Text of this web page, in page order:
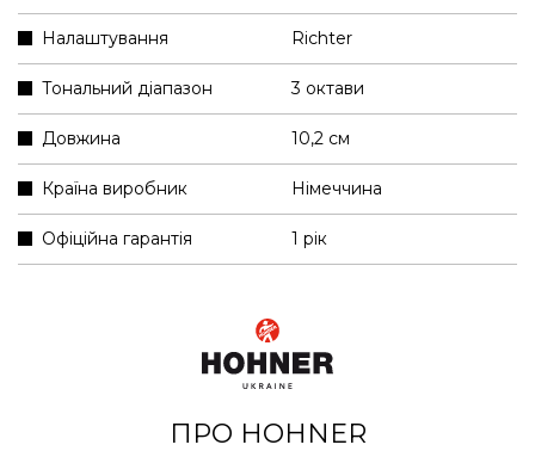
Налаштування Richter
Тональний діапазон 3 октави
Довжина 10,2 см
Країна виробник Німеччина
Офіційна гарантія 1 рік
ПРО HOHNER